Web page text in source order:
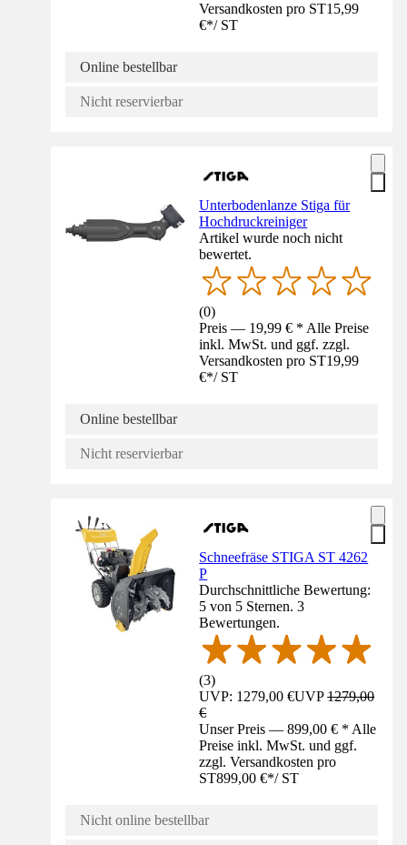
Versandkosten pro ST15,99
€*/ ST
Online bestellbar
Nicht reservierbar
Unterbodenlanze Stiga für
Hochdruckreiniger
Artikel wurde noch nicht
bewertet.
(0)
Preis — 19,99 € * Alle Preise
inkl. MwSt. und ggf. zzgl.
Versandkosten pro ST19,99
€*/ ST
Online bestellbar
Nicht reservierbar
Schneefräse STIGA ST 4262
P
Durchschnittliche Bewertung:
5 von 5 Sternen. 3
Bewertungen.
(3)
UVP: 1279,00 €UVP1279,00
€
Unser Preis — 899,00 € * Alle
Preise inkl. MwSt. und ggf.
zzgl. Versandkosten pro
ST899,00 €*/ ST
Nicht online bestellbar